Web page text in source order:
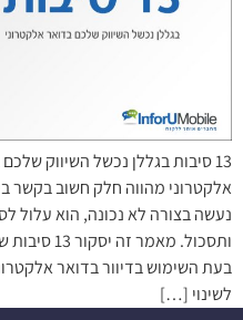
13 סיבות בגללן נכשל השיווק
אלקטרוני מהווה חלק חשוב בקשר
נעשה בצורה לא נכונה, הוא עלול
ותסכול.
בעת השימוש בדיוור בדואר
לשינוי […]